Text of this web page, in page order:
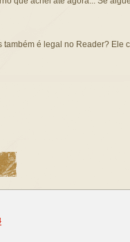
também é legal no Reader? Ele